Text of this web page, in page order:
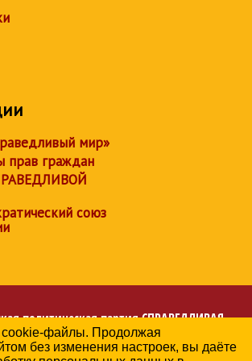
мир»
прав граждан
союз
политическая партияСПРАВЕДЛИВАЯ
РОССИЯ
партии в Республике Дагестан
cookie-файлы. Продолжая
без изменения настроек, вы даёте